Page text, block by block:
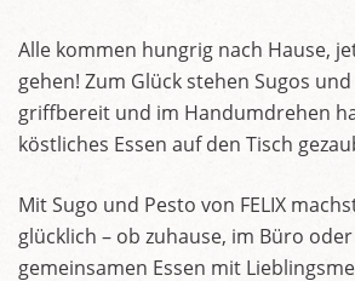
Alle kommen hungrig nach Hause,
gehen! Zum Glück stehen Sugos und
griffbereit und im Handumdrehen
köstliches Essen auf den Tisch
Mit Sugo und Pesto von FELIX
glücklich – ob zuhause, im Büro
gemeinsamen Essen mit